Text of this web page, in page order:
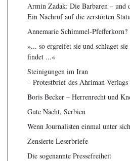
Armin Zadak: Die Barbaren – und
Ein Nachruf auf die zerstörten
Annemarie Schimmel-Pfefferkorn?
»... so ergreifet sie und schlaget
findet ...«
Steinigungen im Iran
– Protestbrief des Ahriman-Verlags
Boris Becker – Herrenrecht und
Gute Nacht, Serbien
Wenn Journalisten einmal unter
Zensierte Leserbriefe
Die sogenannte Pressefreiheit